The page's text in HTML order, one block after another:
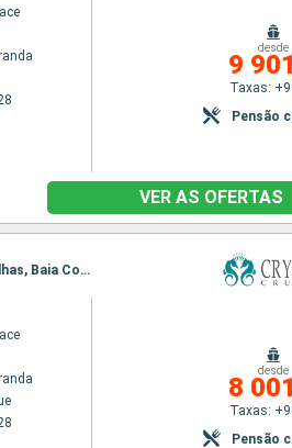
desde
9
Taxas:
Pensão
VER AS OFERTAS
Itinerário : Nova Iorque, Yarmouth, Halifax, Prince Charles Island, Ilha da Madalena, Gaspe, Sete Ilhas, Baia Comeau, Quebec
desde
8
Taxas:
Pensão